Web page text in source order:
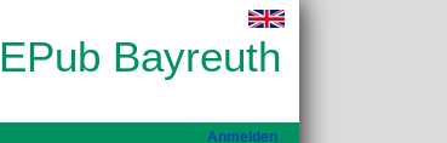
EPub Bayreuth
Anmelden